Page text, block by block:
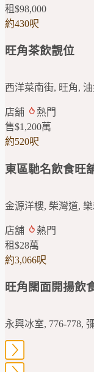
租$98,000
約430呎
旺角茶飲靚位
西洋菜南街, 旺角,
店舖
熱門
售$1,200萬
約520呎
東區馳名飲食旺
金源洋樓, 柴灣道,
店舖
熱門
租$28萬
約3,066呎
旺角闊面開揚飲
永興冰室, 776-778,